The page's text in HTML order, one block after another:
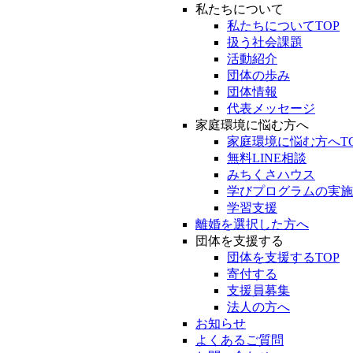
私たちについて
私たちについてTOP
扱う社会課題
活動紹介
団体の歩み
団体情報
代表メッセージ
家庭環境に悩む方へ
家庭環境に悩む方へ
無料LINE相談
みちくさハウス
学びプログラムの実施
学習支援
離婚を選択した方へ
団体を支援する
団体を支援するTOP
寄付する
支援員募集
法人の方へ
お知らせ
よくあるご質問